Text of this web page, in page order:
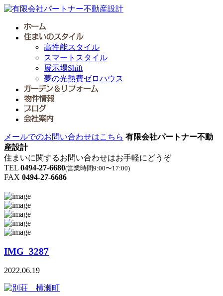
高性能スタイル
スマートスタイル
展示場Shift
夢の光熱費ゼロハウス
メールでのお問い合わせはこちら 有限会社パートナー不動
産設計
住まいに関するお問い合わせはお手軽にどうぞ
TEL 0494-27-6680(営業時間9:00〜17:00)
FAX 0494-27-6686
IMG_3287
2022.06.19